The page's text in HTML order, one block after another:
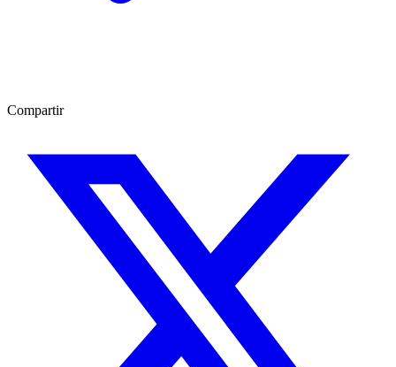
Compartir